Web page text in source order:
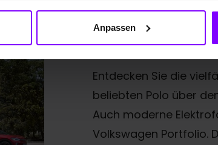
Anpassen
Mehr VW
Entdecken Sie die
beliebten Polo über
Auch moderne
Volkswagen Portfolio.